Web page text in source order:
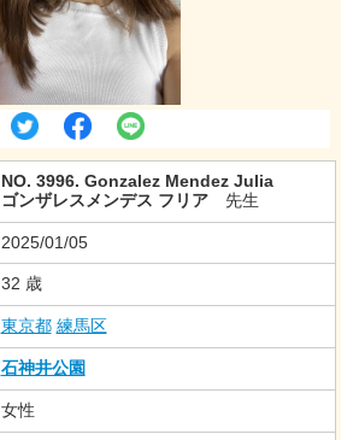
NO. 3996. Gonzalez Mendez Julia
ゴンザレスメンデス フリア先生
2025/01/05
32 歳
東京都 練馬区
石神井公園
女性